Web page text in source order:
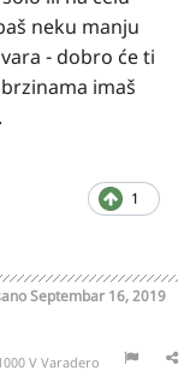
neku manju
- dobro će ti
imaš
1
Septembar 16, 2019
V Varadero